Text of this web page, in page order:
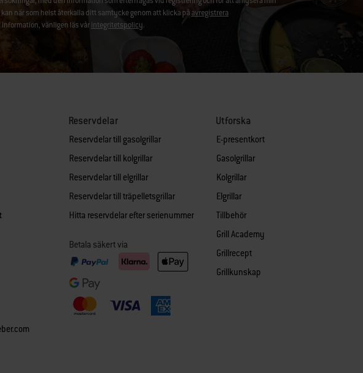
när som helst återkalla ditt samtycke genom att klicka på avregistrera
information, vänligen läs vårintegritetspolicy.
Reservdelar
Reservdelar till gasolgrillar
Reservdelar till kolgrillar
Reservdelar till elgrillar
Reservdelar till träpelletsgrillar
Hitta reservdelar efter serienummer
Betala säkert via
Utforska
E-presentkort
Gasolgrillar
Kolgrillar
Elgrillar
Tillbehör
Grill Academy
Grillrecept
Grillkunskap